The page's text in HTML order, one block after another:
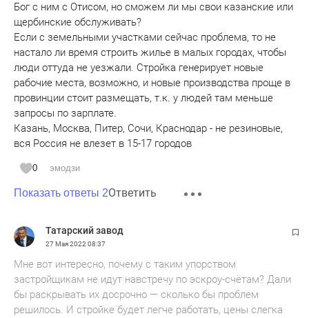
Бог с ним с Отисом, но сможем ли мы свои казанские или
щербинские обслуживать?
Если с земельными участками сейчас проблема, то не
настало ли время строить жилье в малых городах, чтобы
люди оттуда не уезжали. Стройка генерирует новые
рабочие места, возможно, и новые производства проще в
провинции стоит размещать, т.к. у людей там меньше
запросы по зарплате.
Казань, Москва, Питер, Сочи, Краснодар - не резиновые,
вся Россия не влезет в 15-17 городов
0 эмодзи
Показать ответы 2Ответить
Татарский завод
27 Мая 202208:37
Мне вот интересно, почему с таким упорством
застройщикам не идут навстречу по эскроу-счётам? Дали
бы раскрывать их досрочно — сколько бы проблем
решилось. И стройке будет легче работать, цены слегка